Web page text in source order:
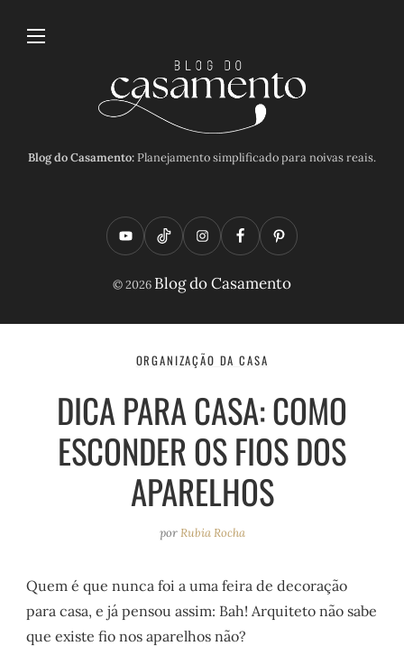
Blog do Casamento:Planejamento simplificado para noivas reais.
Y
o
t
e
T
i
t
o
I
n
t
a
r
a
m
F
a
e
b
o
k
P
i
t
e
s
t
© 2026 Blog do Casamento
ORGANIZAÇÃO DA CASA
DICA PARA CASA: COMO
ESCONDER OS FIOS DOS
APARELHOS
porRubia Rocha
Quem é que nunca foi a uma feira de decoração
para casa, e já pensou assim: Bah! Arquiteto não sabe
que existe fio nos aparelhos não?